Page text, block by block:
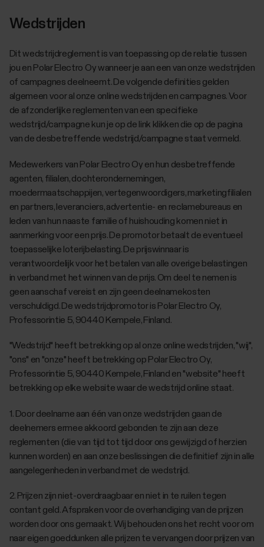
Wedstrijden
Dit wedstrijdreglement is van toepassing op de relatie tussen
jou en Polar Electro Oy wanneer je aan een van onze wedstrijden
of campagnes deelneemt. De volgende definities gelden
algemeen voor al onze online wedstrijden en campagnes. Voor
de afzonderlijke reglementen van een specifieke
wedstrijd/campagne kun je op de link klikken die op de pagina
van de desbetreffende wedstrijd/campagne staat vermeld.
Medewerkers van Polar Electro Oy en hun desbetreffende
agenten, filialen, dochterondernemingen,
moedermaatschappijen, vertegenwoordigers, marketingfilialen
en partners, leveranciers, advertentie- en reclamebureaus en
leden van hun naaste familie of huishouding komen niet in
aanmerking voor een prijs. De promotor betaalt de eventueel
toepasselijke loterijbelasting. De prijswinnaar is
verantwoordelijk voor het betalen van alle overige belastingen
in verband met het winnen van de prijs. Om deel te nemen is
geen aanschaf vereist en zijn geen deelnamekosten
verschuldigd. De wedstrijdpromotor is Polar Electro Oy,
Professorintie 5, 90440 Kempele, Finland.
"Wedstrijd" heeft betrekking op al onze online wedstrijden, "wij",
"ons" en "onze" heeft betrekking op Polar Electro Oy,
Professorintie 5, 90440 Kempele, Finland en "website" heeft
betrekking op elke website waar de wedstrijd online staat.
1. Door deelname aan één van onze wedstrijden gaan de
deelnemers ermee akkoord gebonden te zijn aan deze
reglementen (die van tijd tot tijd door ons gewijzigd of herzien
kunnen worden) en aan onze beslissingen die definitief zijn in alle
aangelegenheden in verband met de wedstrijd.
‎2. Prijzen zijn niet-overdraagbaar en niet in te ruilen tegen
contant geld. Afspraken voor de overhandiging van de prijzen
worden door ons gemaakt. Wij behouden ons het recht voor om
naar eigen goeddunken alle prijzen te vervangen door prijzen van